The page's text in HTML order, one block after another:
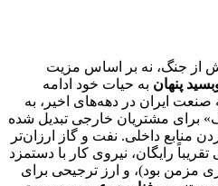
از جنگ، نه بر اساس مزیت
پنهان به حیات خود ادامه
ایران در دهه‌های اخیر، به
برای مشتریان خارجی تبدیل شده
منابع داخلی. نفت و گاز ارزان‌تر
رایگان، نیروی کار با دستمزد
مزمن بود)، و ارز ترجیحی برای